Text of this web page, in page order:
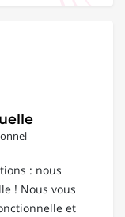
: nous
! Nous vous
et